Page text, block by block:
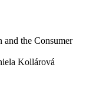
the Consumer
Kollárová